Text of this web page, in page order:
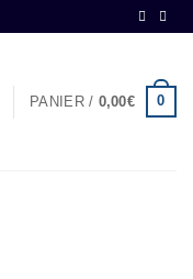
PANIER / 0,00€ 0